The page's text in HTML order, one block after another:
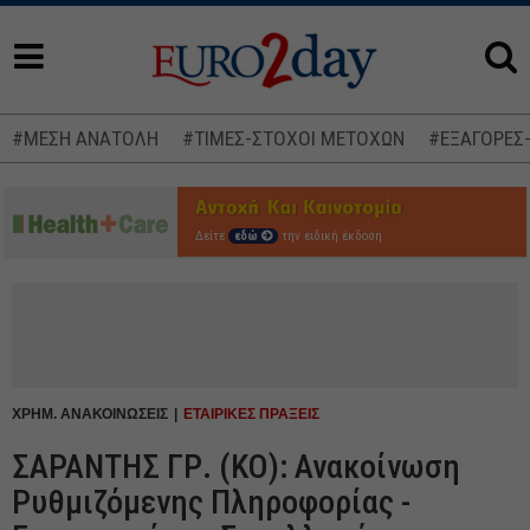
#ΜΕΣΗ ΑΝΑΤΟΛΗ #ΤΙΜΕΣ-ΣΤΟΧΟΙ ΜΕΤΟΧΩΝ
Δείτε εδώ την ειδική έκδοση
ΧΡΗΜ. ΑΝΑΚΟΙΝΩΣΕΙΣ ΕΤΑΙΡΙΚΕΣ ΠΡΑΞΕΙΣ
ΣΑΡΑΝΤΗΣ ΓΡ. (ΚΟ): Ανακοίνωση
Ρυθμιζόμενης Πληροφορίας -